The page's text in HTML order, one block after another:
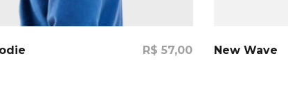
R$ 57,00 New Wave